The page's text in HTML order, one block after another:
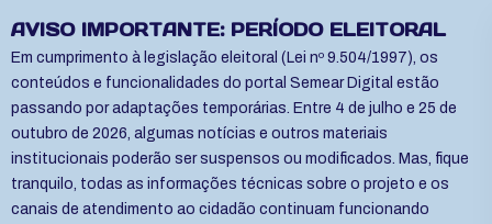
AVISO IMPORTANTE: PERÍODO ELEITORAL
Em cumprimento à legislação eleitoral (Lei nº 9.504/1997), os
conteúdos e funcionalidades do portal Semear Digital estão
passando por adaptações temporárias. Entre 4 de julho e 25 de
outubro de 2026, algumas notícias e outros materiais
institucionais poderão ser suspensos ou modificados. Mas, fique
tranquilo, todas as informações técnicas sobre o projeto e os
canais de atendimento ao cidadão continuam funcionando